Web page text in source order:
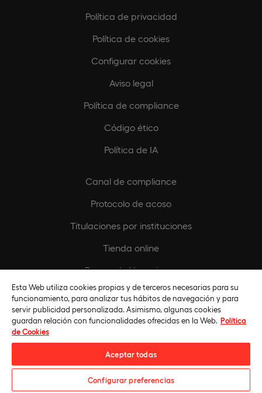
Política de privacidad
Política de cookies
Configurar cookies
Aviso legal
Política de compliance
Código ético
Política de IA
Canal de compliance
Protocolo de acoso
Titulaciones por instituciones
Tienda online
Buscando Vocaciones
Europeamedia
Fundación Universidad Europea
Esta Web utiliza cookies propias y de terceros necesarias para su
funcionamiento, para analizar tus hábitos de navegación y para
servir publicidad personalizada. Asimismo, algunas cookies
guardan relación con funcionalidades ofrecidas en la Web. Política
de Cookies
Aceptar todas
Configurar preferencias